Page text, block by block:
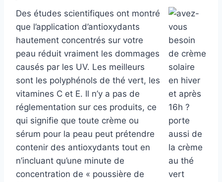
Des études scientifiques ont montré
que l’application d’antioxydants
hautement concentrés sur votre
peau réduit vraiment les dommages
causés par les UV. Les meilleurs
sont les polyphénols de thé vert, les
vitamines C et E. Il n’y a pas de
réglementation sur ces produits, ce
qui signifie que toute crème ou
sérum pour la peau peut prétendre
contenir des antioxydants tout en
n’incluant qu’une minute de
concentration de « poussière de